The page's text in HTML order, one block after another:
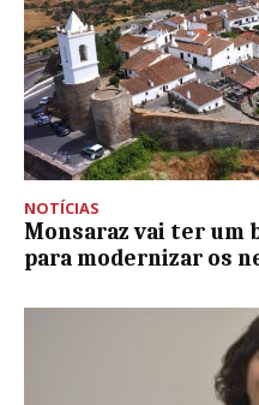
NOTÍCIAS
Monsaraz vai ter um
para modernizar os